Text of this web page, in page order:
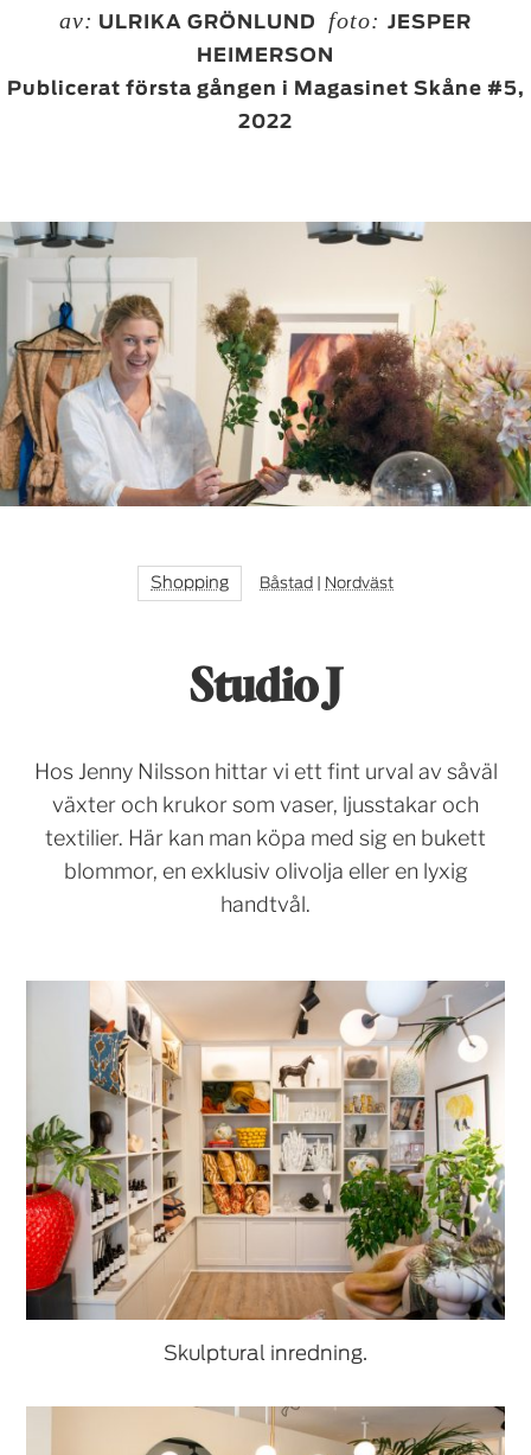
av: ULRIKA GRÖNLUND foto: JESPER
HEIMERSON
Publicerat första gången i Magasinet Skåne #5,
2022
Shopping Båstad Nordväst
Studio J
Hos Jenny Nilsson hittar vi ett fint urval av såväl
växter och krukor som vaser, ljusstakar och
textilier. Här kan man köpa med sig en bukett
blommor, en exklusiv olivolja eller en lyxig
handtvål.
Skulptural inredning.